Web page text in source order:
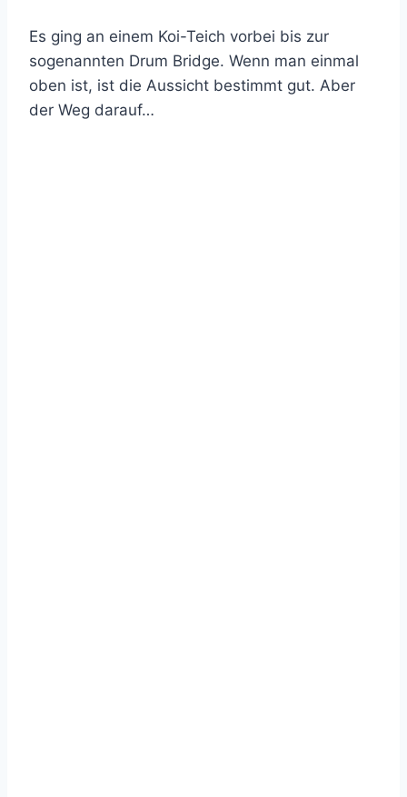
Es ging an einem Koi-Teich vorbei bis zur
sogenannten Drum Bridge. Wenn man einmal
oben ist, ist die Aussicht bestimmt gut. Aber
der Weg darauf…